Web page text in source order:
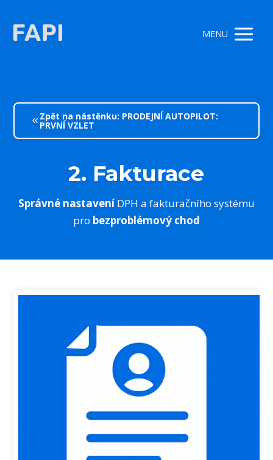
MENU
Zpět na nástěnku: PRODEJNÍ AUTOPILOT:
PRVNÍ VZLET
2. Fakturace
Správné nastaveníDPH a fakturačního systému
pro bezproblémový chod